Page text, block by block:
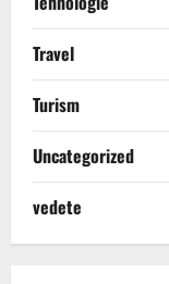
Travel
Turism
Uncategorized
vedete